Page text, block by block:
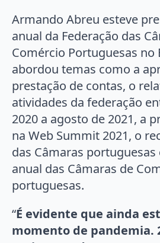
Armando Abreu esteve
anual da Federação das
Comércio Portuguesas no
abordou temas como a
prestação de contas, o
atividades da federação
2020 a agosto de 2021, a
na Web Summit 2021, o
das Câmaras
anual das Câmaras de
portuguesas.
“É evidente que ainda
momento de pandemia.